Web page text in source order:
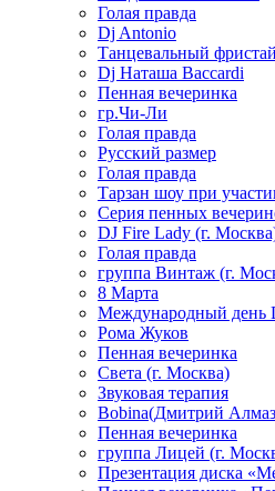
Голая правда
Dj Antonio
Танцевальный
Dj Наташа Baccardi
Пенная вечеринка
гр.Чи-Ли
Голая правда
Русский размер
Голая правда
Тарзан шоу при
Серия пенных
DJ Fire Lady (г.
Голая правда
группа Винтаж (г.
8 Марта
Международный день
Рома Жуков
Пенная вечеринка
Света (г. Москва)
Звуковая терапия
Bobina(Дмитрий
Пенная вечеринка
группа Лицей (г.
Презентация диска